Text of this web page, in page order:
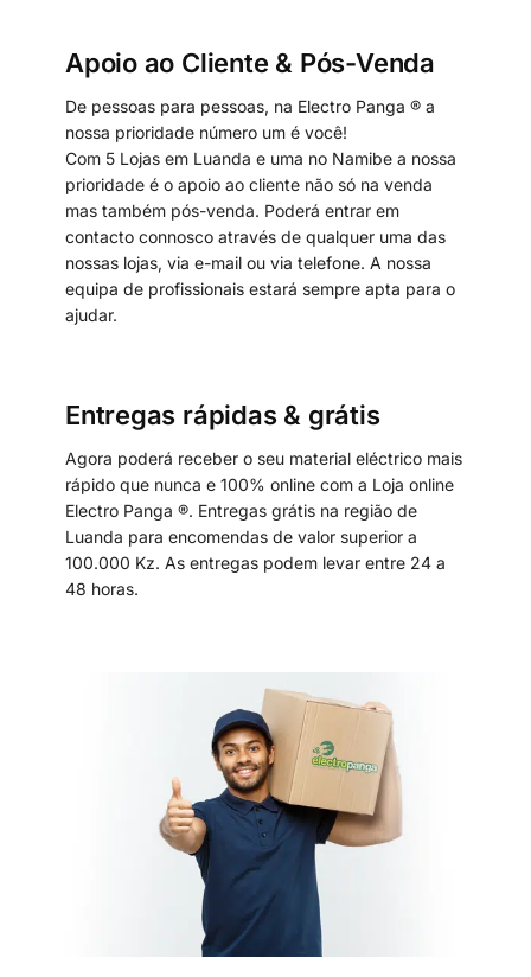
Apoio ao Cliente & Pós-Venda
De pessoas para pessoas, na Electro Panga ® a
nossa prioridade número um é você!
Com 5 Lojas em Luanda e uma no Namibe a nossa
prioridade é o apoio ao cliente não só na venda
mas também pós-venda. Poderá entrar em
contacto connosco através de qualquer uma das
nossas lojas, via e-mail ou via telefone. A nossa
equipa de profissionais estará sempre apta para o
ajudar.
Entregas rápidas & grátis
Agora poderá receber o seu material eléctrico mais
rápido que nunca e 100% online com a Loja online
Electro Panga ®. Entregas grátis na região de
Luanda para encomendas de valor superior a
100.000 Kz. As entregas podem levar entre 24 a
48 horas.